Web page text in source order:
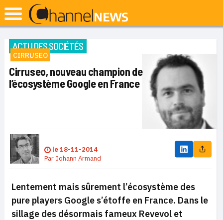
ACTU DES SOCIÉTÉS
CIRRUSEO
Cirruseo, nouveau champion de
l’écosystème Google en France
le18-11-2014
Par Johann Armand
Lentement mais sûrement l’écosystème des
pure players Google s’étoffe en France. Dans le
sillage des désormais fameux Revevol et